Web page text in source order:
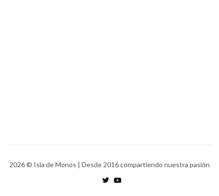
2026© Isla de Monos | Desde 2016 compartiendo nuestra pasión